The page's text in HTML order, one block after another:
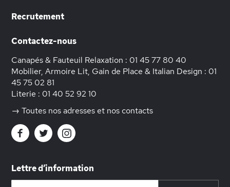
Recrutement
Contactez-nous
Canapés & Fauteuil Relaxation : 01 45 77 80 40
Mobilier, Armoire Lit, Gain de Place & Italian Design : 01
45 75 02 81
Literie : 01 40 52 92 10
→ Toutes nos adresses et nos contacts
Lettre d’information